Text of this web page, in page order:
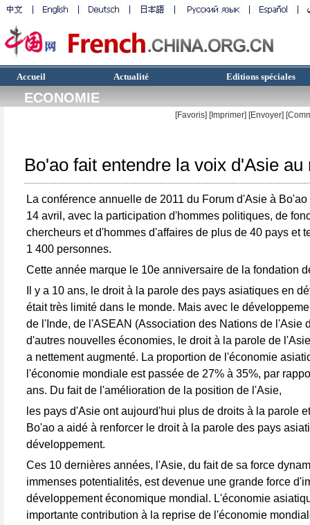
Accueil Actualité Editions spéciales
ECONOMIE
[Favoris] [Imprimer] [Envoyer]
Bo'ao fait entendre la voix d'Asie au
La conférence annuelle de 2011 du Forum d'Asie à
14 avril, avec la participation d'hommes politiques, de
chercheurs et d'hommes d'affaires de plus de 40 pays et
1 400 personnes.
Cette année marque le 10e anniversaire de la fondation
Il y a 10 ans, le droit à la parole des pays asiatiques en
était très limité dans le monde. Mais avec le
de l'Inde, de l'ASEAN (Association des Nations de l'Asie
d'autres nouvelles économies, le droit à la parole de
a nettement augmenté. La proportion de l'économie
l'économie mondiale est passée de 27% à 35%, par
ans. Du fait de l'amélioration de la position de l'Asie,
les pays d'Asie ont aujourd'hui plus de droits à la parole
Bo'ao a aidé à renforcer le droit à la parole des pays
développement.
Ces 10 dernières années, l'Asie, du fait de sa force
immenses potentialités, est devenue une grande force
développement économique mondial. L'économie
importante contribution à la reprise de l'économie